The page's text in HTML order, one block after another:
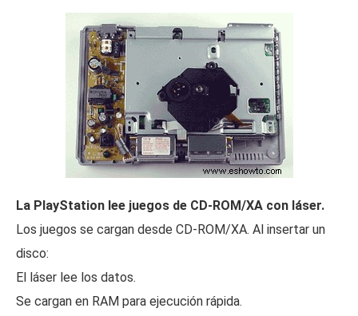
La PlayStation lee juegos de CD-ROM/XA con láser.
Los juegos se cargan desde CD-ROM/XA. Al insertar un
disco:
El láser lee los datos.
Se cargan en RAM para ejecución rápida.